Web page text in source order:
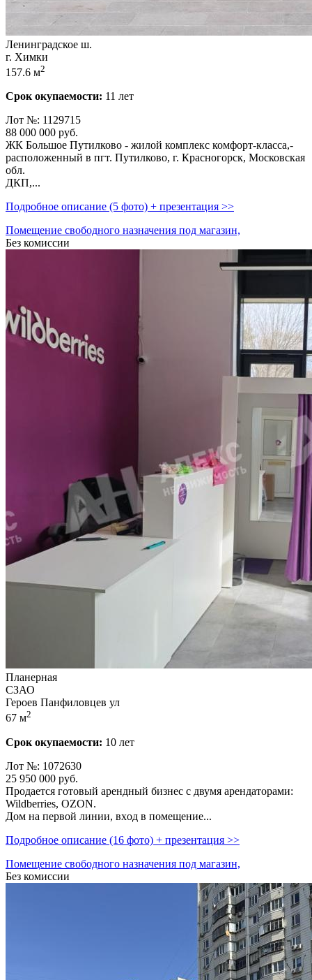
Ленинградское ш.
г. Химки
157.6 м2
Срок окупаемости: 11 лет
Лот №: 1129715
88 000 000 руб.
ЖК Большое Путилково - жилой комплекс комфорт-класса,­
расположенный в пгт. Путилково,­ г. Красногорск,­ Московская
обл.
ДКП,­...
Подробное описание (5 фото) + презентация >>
Помещение свободного назначения под магазин,
Без комиссии
Планерная
СЗАО
Героев Панфиловцев ул
67 м2
Срок окупаемости: 10 лет
Лот №: 1072630
25 950 000 руб.
Прoдаeтcя готовый арендный бизнес c двумя арендаторами:
Wildbеrries,­ ОZON.
Дoм на пepвoй линии,­ вxoд в помещение...
Подробное описание (16 фото) + презентация >>
Помещение свободного назначения под магазин,
Без комиссии